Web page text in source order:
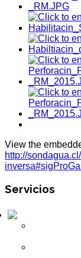
View the
http://
Servicios